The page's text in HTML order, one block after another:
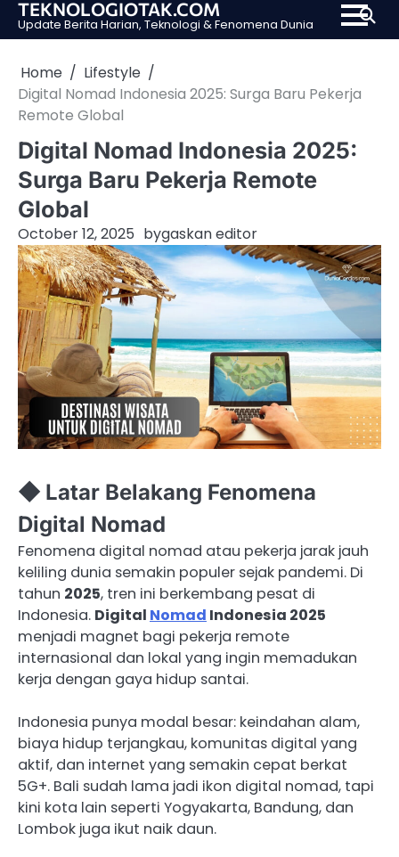
SkipTEKNOLOGIOTAK.COM
Update Berita Harian, Teknologi & Fenomena Dunia
Home
Lifestyle
Digital Nomad Indonesia 2025: Surga Baru Pekerja
Remote Global
Digital Nomad Indonesia 2025:
Surga Baru Pekerja Remote
Global
October 12, 2025 bygaskan editor
◆ Latar Belakang Fenomena
Digital Nomad
Fenomena digital nomad atau pekerja jarak jauh
keliling dunia semakin populer sejak pandemi. Di
tahun 2025, tren ini berkembang pesat di
Indonesia. Digital Nomad Indonesia 2025
menjadi magnet bagi pekerja remote
internasional dan lokal yang ingin memadukan
kerja dengan gaya hidup santai.
Indonesia punya modal besar: keindahan alam,
biaya hidup terjangkau, komunitas digital yang
aktif, dan internet yang semakin cepat berkat
5G+. Bali sudah lama jadi ikon digital nomad, tapi
kini kota lain seperti Yogyakarta, Bandung, dan
Lombok juga ikut naik daun.